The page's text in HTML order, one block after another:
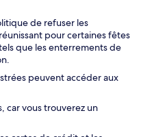
de refuser les
pour certaines fêtes
que les enterrements de
peuvent accéder aux
car vous trouverez un